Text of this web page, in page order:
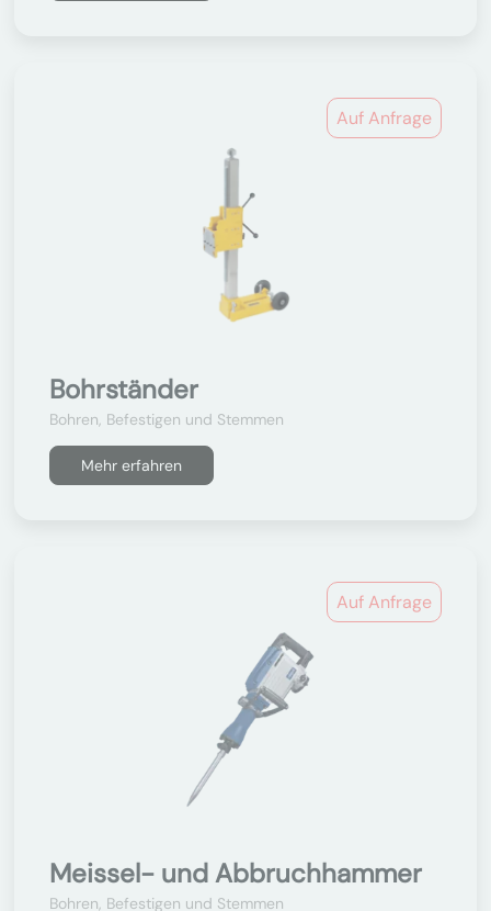
Auf Anfrage
Bohrständer
Bohren, Befestigen und Stemmen
Mehr erfahren
Auf Anfrage
Meissel- und Abbruchhammer
Bohren, Befestigen und Stemmen